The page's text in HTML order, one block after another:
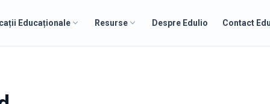
Educaționale Resurse Despre Edulio Contact